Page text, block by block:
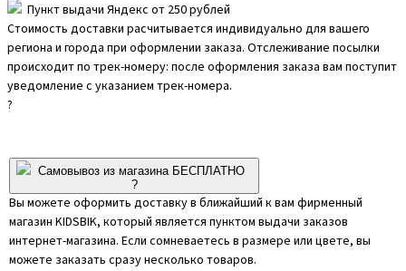
Пункт выдачи Яндекс от 250 рублей
Стоимость доставки расчитывается индивидуально для вашего
региона и города при оформлении заказа. Отслеживание посылки
происходит по трек-номеру: после оформления заказа вам поступит
уведомление с указанием трек-номера.
?
Самовывоз из магазина БЕСПЛАТНО
?
Вы можете оформить доставку в ближайший к вам фирменный
магазин KIDSBIK, который является пунктом выдачи заказов
интернет-магазина. Если сомневаетесь в размере или цвете, вы
можете заказать сразу несколько товаров.